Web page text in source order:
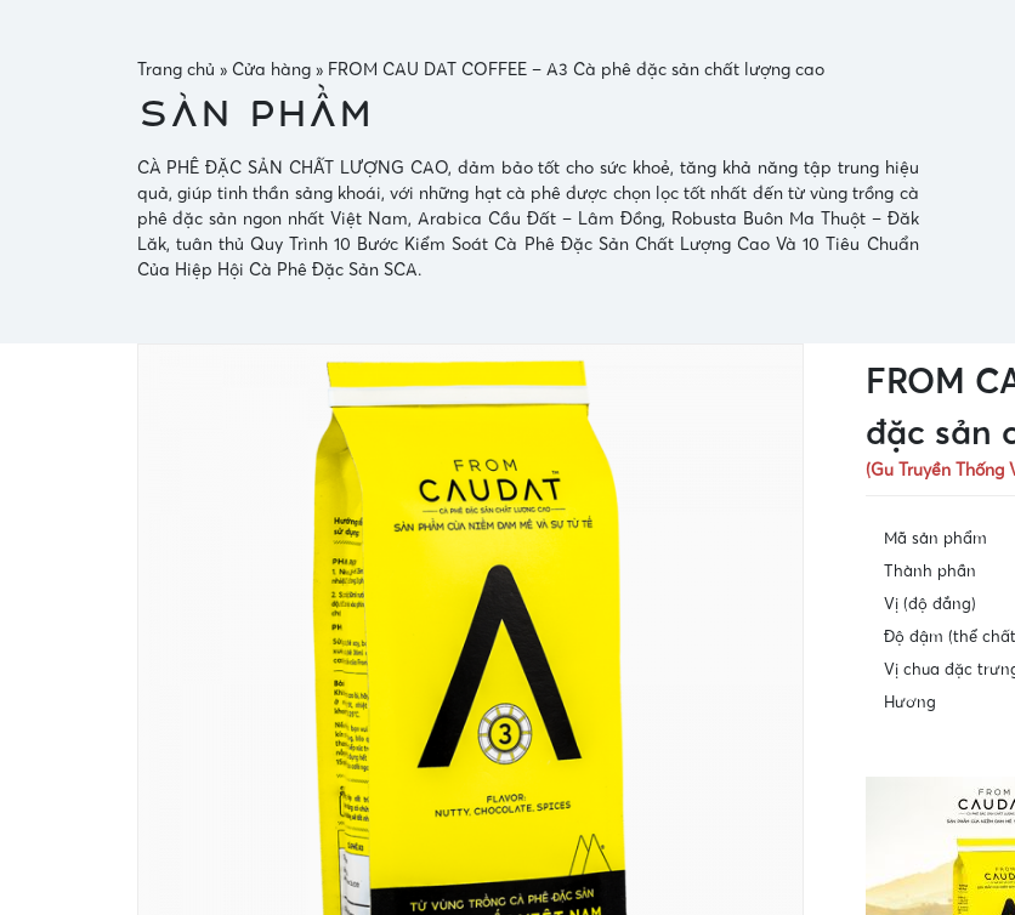
Trang chủ » Cửa hàng» FROM CAU DAT COFFEE – A3 Cà phê đặc sản chất lượng cao
Sản phẩm
CÀ PHÊ ĐẶC SẢN CHẤT LƯỢNG CAO, đảm bảo tốt cho sức khoẻ, tăng khả năng tập trung hiệu
quả, giúp tinh thần sảng khoái, với những hạt cà phê được chọn lọc tốt nhất đến từ vùng trồng cà
phê đặc sản ngon nhất Việt Nam, Arabica Cầu Đất – Lâm Đồng, Robusta Buôn Ma Thuột – Đăk
Lăk, tuân thủ Quy Trình 10 Bước Kiểm Soát Cà Phê Đặc Sản Chất Lượng Cao Và 10 Tiêu Chuẩn
Của Hiệp Hội Cà Phê Đặc Sản SCA.
FROM
đặc sản
(Gu Truyền Thống
Mã sản phẩm
Thành phần
Vị (độ đắng)
Độ đậm (thể
Vị chua đặc
Hương